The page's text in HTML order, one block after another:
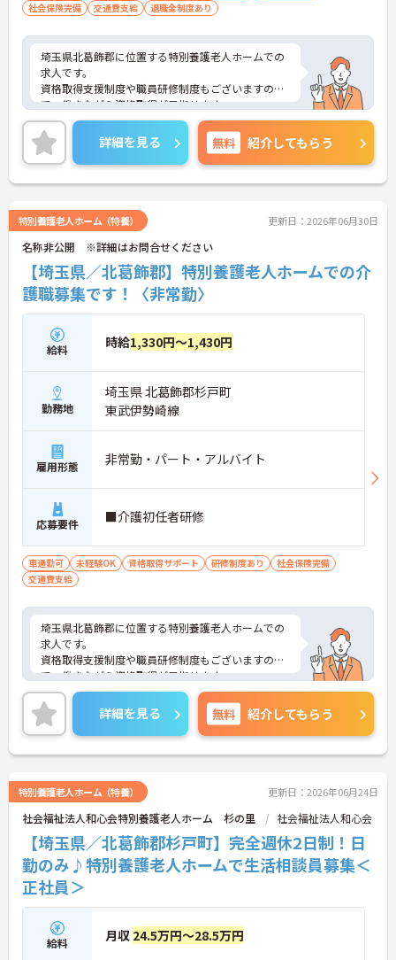
社会保険完備
交通費支給 退職金制度あり
埼玉県北葛飾郡に位置する特別養護老人ホームでの
求人です。
資格取得支援制度や職員研修制度もございますの
で、働きながら資格取得が目指せます。
ご興味ある方はお気軽にお問い合わせください。
詳細を見る 無料 紹介してもらう
特別養護老人ホーム（特養） 更新日：2026年06月30日
名称非公開 ※詳細はお問合せください
【埼玉県／北葛飾郡】特別養護老人ホームでの介
護職募集です！〈非常勤〉
給料 時給1,330円～1,430円
勤務地
埼玉県 北葛飾郡杉戸町
東武伊勢崎線
雇用形態 非常勤・パート・アルバイト
応募要件 ■介護初任者研修
車通勤可 未経験OK 資格取得サポート 研修制度あり
社会保険完備
交通費支給
埼玉県北葛飾郡に位置する特別養護老人ホームでの
求人です。
資格取得支援制度や職員研修制度もございますの
で、働きながら資格取得が目指せます。
ご興味ある方はお気軽にお問い合わせください。
詳細を見る 無料 紹介してもらう
特別養護老人ホーム（特養） 更新日：2026年06月24日
社会福祉法人和心会特別養護老人ホーム 杉の里 社会福祉法人和心会
【埼玉県／北葛飾郡杉戸町】完全週休2日制！日
勤のみ♪特別養護老人ホームで生活相談員募集＜
正社員＞
給料 月収 24.5万円～28.5万円